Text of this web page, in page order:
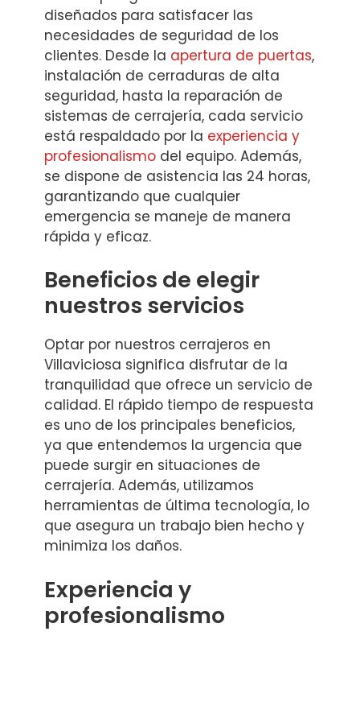
diseñados para satisfacer las
necesidades de seguridad de los
clientes. Desde la apertura de puertas,
instalación de cerraduras de alta
seguridad, hasta la reparación de
sistemas de cerrajería, cada servicio
está respaldado por la experiencia y
profesionalismo del equipo. Además,
se dispone de asistencia las 24 horas,
garantizando que cualquier
emergencia se maneje de manera
rápida y eficaz.
Beneficios de elegir
nuestros servicios
Optar por nuestros cerrajeros en
Villaviciosa significa disfrutar de la
tranquilidad que ofrece un servicio de
calidad. El rápido tiempo de respuesta
es uno de los principales beneficios,
ya que entendemos la urgencia que
puede surgir en situaciones de
cerrajería. Además, utilizamos
herramientas de última tecnología, lo
que asegura un trabajo bien hecho y
minimiza los daños.
Experiencia y
profesionalismo